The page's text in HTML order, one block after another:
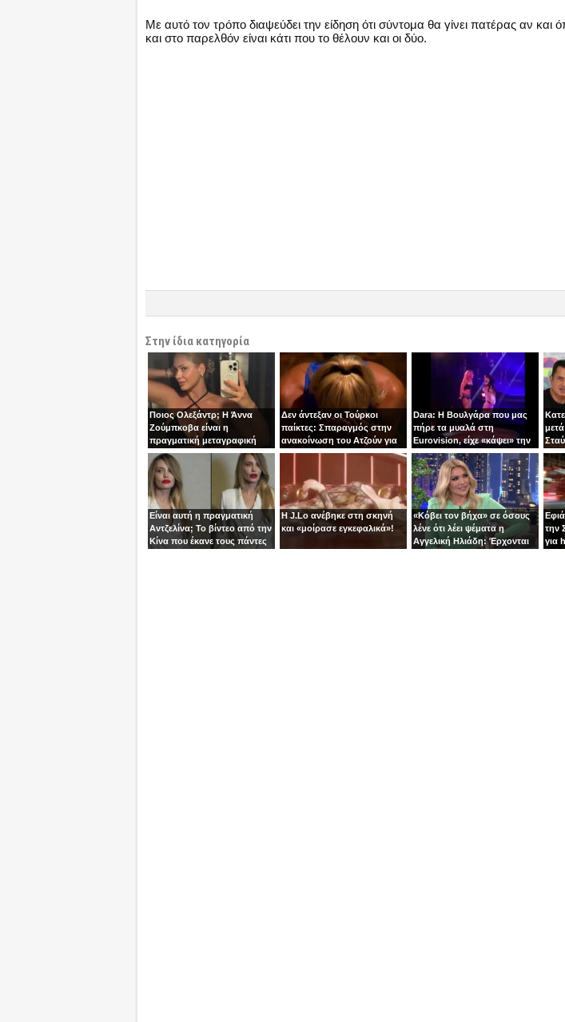
Με αυτό τον τρόπο διαψεύδει την είδηση ότι σύντομα θα γίνει πατέρας αν και
και στο παρελθόν είναι κάτι που το θέλουν και οι δύο.
Στην ίδια κατηγορία
Ποιος Ολεξάντρ; Η Άννα
Ζούμπκοβα είναι η
πραγματική μεταγραφική
“βόμβα” της ΑΕΚ!
Δεν άντεξαν οι Τούρκοι
παίκτες: Σπαραγμός στην
ανακοίνωση του Ατζούν για
τoν Σταύρο
Dara: Η Βουλγάρα που μας
πήρε τα μυαλά στη
Eurovision, είχε «κάψει» την
πίστα με τη Φουρέιρα!
Είναι αυτή η πραγματική
Αντζελίνα; Το βίντεο από την
Κίνα που έκανε τους πάντες
Η J.Lo ανέβηκε στη σκηνή
και «μοίρασε εγκεφαλικά»!
«Κόβει τον βήχα» σε όσους
λένε ότι λέει ψέματα η
Αγγελική Ηλιάδη: Έρχονται
την
για